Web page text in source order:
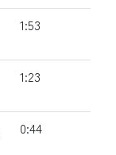
1:53
1:23
0:44